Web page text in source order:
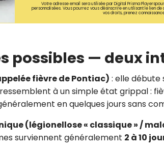
Votre adresse email sera utilisée par Digital Prisma
personnalisées. Vous pourrez vous désinscrire en utilisant le lien
vos droits, prenez
possibles — deux
fièvre de Pontiac) : elle débute
à un simple état grippal :
en quelques jours sans
(légionellose « classique » /
surviennent généralement 2 à 10